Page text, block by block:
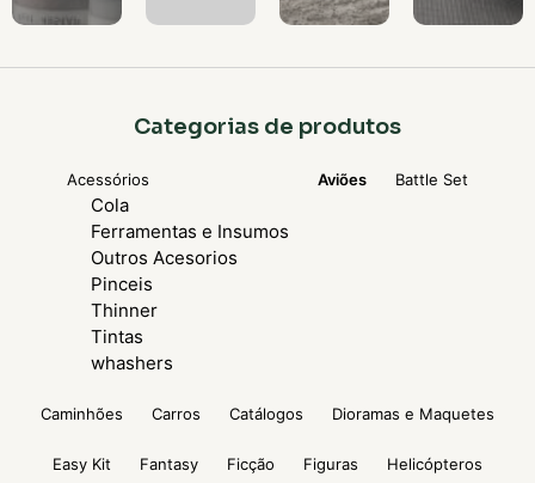
Categorias de produtos
Acessórios
Cola
Ferramentas e Insumos
Outros Acesorios
Pinceis
Thinner
Tintas
whashers
Aviões Battle Set
Caminhões Carros Catálogos Dioramas e Maquetes
Easy Kit Fantasy Ficção Figuras Helicópteros